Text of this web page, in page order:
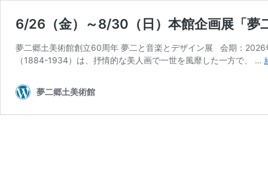
6/26（金）～8/30（日）本館企画展「夢
夢二郷土美術館創立60周年 夢二と音楽とデザイン展 会期：
（1884-1934）は、抒情的な美人画で一世を風靡した一方で、 …
夢二郷土美術館